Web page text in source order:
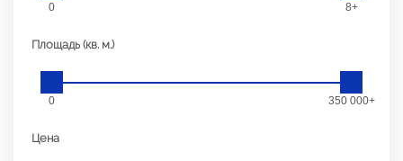
0 8+
Площадь (кв. м.)
0 350 000+
Цена